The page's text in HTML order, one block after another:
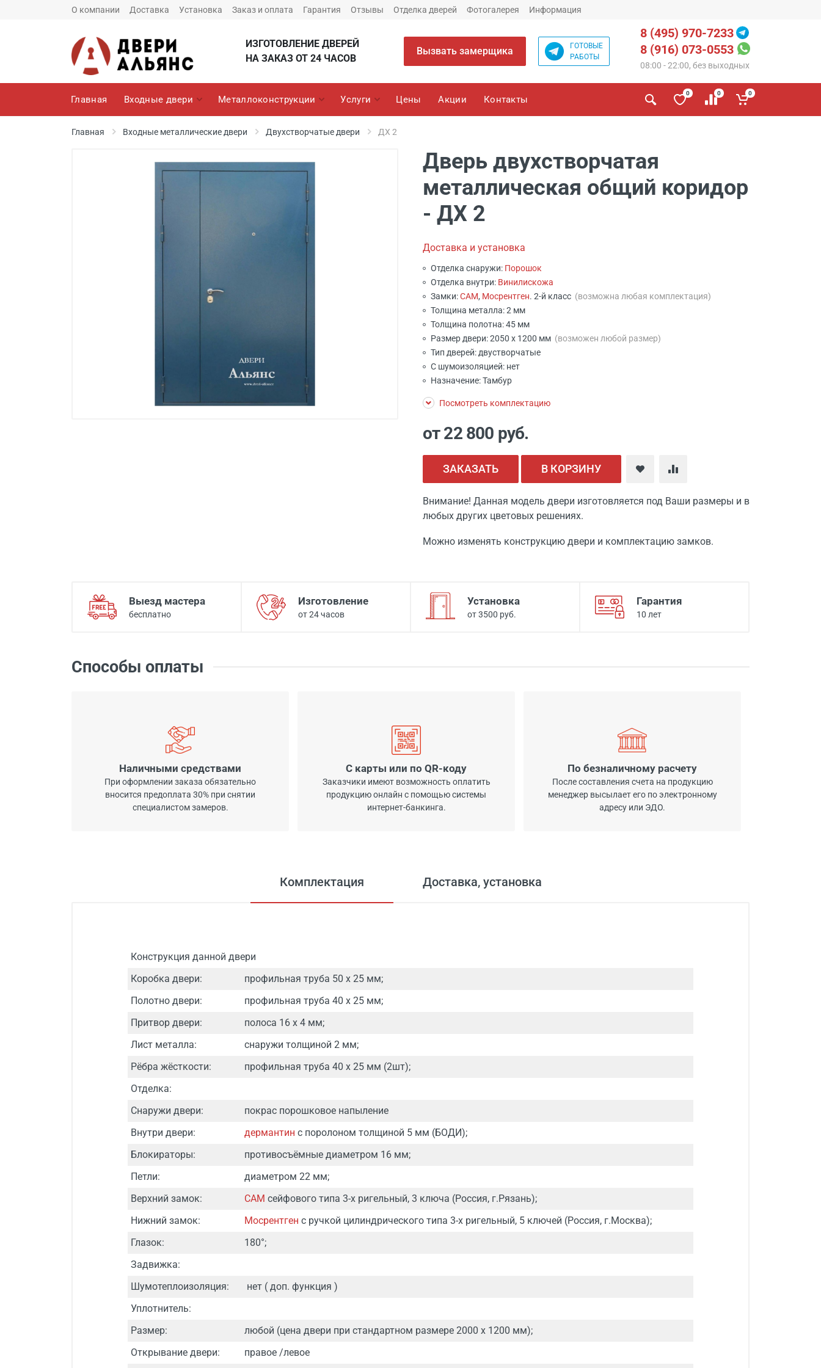
О компании Доставка Установка Заказ и оплата Гарантия Отзывы Отделка дверей Фотогалерея Информация
ИЗГОТОВЛЕНИЕ ДВЕРЕЙ
НА ЗАКАЗ ОТ 24 ЧАСОВ
Вызвать замерщика
ГОТОВЫЕ
РАБОТЫ
8 (495) 970-7233
8 (916) 073-0553
08:00 - 22:00, без выходных
Главная Входные двери Металлоконструкции Услуги Цены Акции Контакты
0 0 0
Главная Входные металлические двери Двухстворчатые двери ДХ 2
Дверь двухстворчатая
металлическая общий коридор
- ДХ 2
Доставка и установка
Отделка снаружи: Порошок
Отделка внутри: Винилискожа
Замки:САМ, Мосрентген. 2-й класс (возможна любая комплектация)
Толщина металла: 2 мм
Толщина полотна: 45 мм
Размер двери: 2050 x 1200 мм (возможен любой размер)
Тип дверей: двустворчатые
С шумоизоляцией: нет
Назначение: Тамбур
Посмотреть комплектацию
от 22 800 руб.
ЗАКАЗАТЬ В КОРЗИНУ
Внимание! Данная модель двери изготовляется под Ваши размеры и в
любых других цветовых решениях.
Можно изменять конструкцию двери и комплектацию замков.
Выезд мастера
бесплатно
Изготовление
от 24 часов
Установка
от 3500 руб.
Гарантия
10 лет
Способы оплаты
Наличными средствами
При оформлении заказа обязательно
вносится предоплата 30% при снятии
специалистом замеров.
С карты или по QR-коду
Заказчики имеют возможность оплатить
продукцию онлайн с помощью системы
интернет-банкинга.
По безналичному расчету
После составления счета на продукцию
менеджер высылает его по электронному
адресу или ЭДО.
Комплектация Доставка, установка
Конструкция данной двери
Коробка двери:
профильная труба 50 х 25 мм;
Полотно двери:
профильная труба 40 х 25 мм;
Притвор двери:
полоса 16 х 4 мм;
Лист металла:
снаружи толщиной 2 мм;
Рёбра жёсткости:
профильная труба 40 х 25 мм (2шт);
Отделка:
Снаружи двери:
покрас порошковое напыление
Внутри двери:
дермантин с поролоном толщиной 5 мм (БОДИ);
Блокираторы:
противосъёмные диаметром 16 мм;
Петли:
диаметром 22 мм;
Верхний замок:
САМ сейфового типа 3-х ригельный, 3 ключа (Россия, г.Рязань);
Нижний замок:
Мосрентген с ручкой цилиндрического типа 3-х ригельный, 5 ключей (Россия, г.Москва);
Глазок:
180°;
Задвижка:
Шумотеплоизоляция:
нет ( доп. функция )
Уплотнитель:
Размер:
любой (цена двери при стандартном размере 2000 х 1200 мм);
Открывание двери:
правое /левое